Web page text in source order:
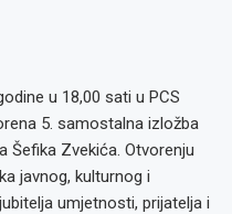
u 18,00 sati u PCS
5. samostalna izložba
Šefika Zvekića. Otvorenju
javnog, kulturnog i
umjetnosti, prijatelja i